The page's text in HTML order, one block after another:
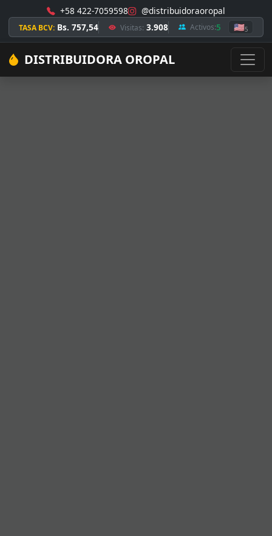
+58 422-7059598 @distribuidoraoropal
TASA BCV: Bs. 757,54 Visitas: 3.908 Activos:5 🇺🇸5
DISTRIBUIDORA OROPAL